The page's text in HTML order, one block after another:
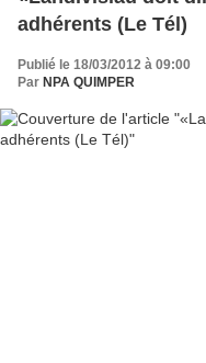
adhérents (Le Tél)
Publié le 18/03/2012 à 09:00
Par NPA QUIMPER